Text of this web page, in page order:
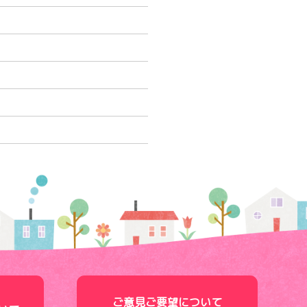
ご意見ご要望について